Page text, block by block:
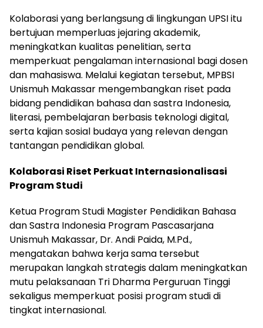
Kolaborasi yang berlangsung di lingkungan UPSI itu
bertujuan memperluas jejaring akademik,
meningkatkan kualitas penelitian, serta
memperkuat pengalaman internasional bagi dosen
dan mahasiswa. Melalui kegiatan tersebut, MPBSI
Unismuh Makassar mengembangkan riset pada
bidang pendidikan bahasa dan sastra Indonesia,
literasi, pembelajaran berbasis teknologi digital,
serta kajian sosial budaya yang relevan dengan
tantangan pendidikan global.
Kolaborasi Riset Perkuat Internasionalisasi
Program Studi
Ketua Program Studi Magister Pendidikan Bahasa
dan Sastra Indonesia Program Pascasarjana
Unismuh Makassar, Dr. Andi Paida, M.Pd.,
mengatakan bahwa kerja sama tersebut
merupakan langkah strategis dalam meningkatkan
mutu pelaksanaan Tri Dharma Perguruan Tinggi
sekaligus memperkuat posisi program studi di
tingkat internasional.